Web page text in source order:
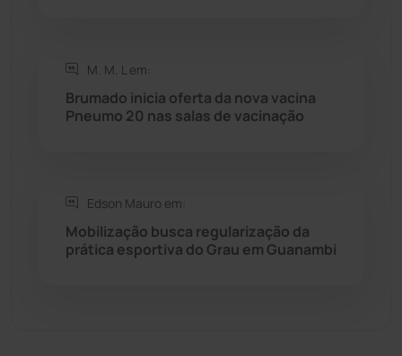
Tanhaçu
Tecnologia
Urandi (158)
M. M. L em:
Brumado inicia oferta da nova vacina
Pneumo 20 nas salas de vacinação
Edson Mauro em:
Mobilização busca regularização da
prática esportiva do Grau em Guanambi